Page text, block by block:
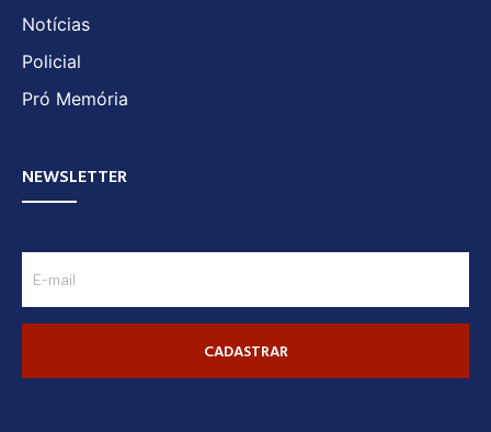
Notícias
Policial
Pró Memória
NEWSLETTER
CADASTRAR